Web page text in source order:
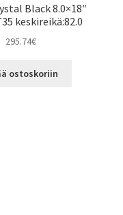
Black 8.0×18″
keskireikä:82.0
295.74€
ostoskoriin